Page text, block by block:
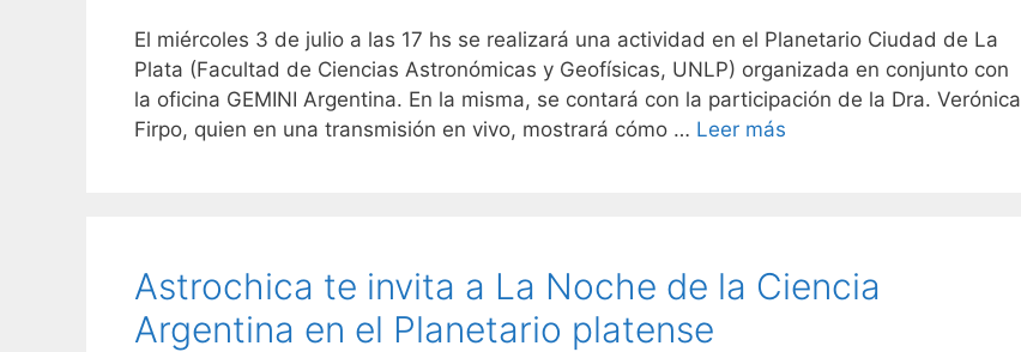
El miércoles 3 de julio a las 17 hs se realizará una actividad en el Planetario Ciudad de La
Plata (Facultad de Ciencias Astronómicas y Geofísicas, UNLP) organizada en conjunto con
la oficina GEMINI Argentina. En la misma, se contará con la participación de la Dra. Verónica
Firpo, quien en una transmisión en vivo, mostrará cómo … Leer más
Astrochica te invita a La Noche de la Ciencia
Argentina en el Planetario platense